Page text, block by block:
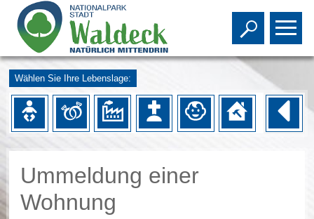
Toggle
Wählen Sie Ihre Lebenslage:
Ummeldung einer
Wohnung